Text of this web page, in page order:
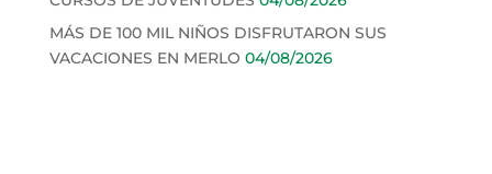
MÁS DE 100 MIL NIÑOS DISFRUTARON SUS
VACACIONES EN MERLO 04/08/2026